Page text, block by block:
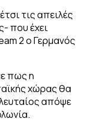
τις απειλές
που έχει
2 ο Γερμανός
πως η
χώρας θα
απόψε